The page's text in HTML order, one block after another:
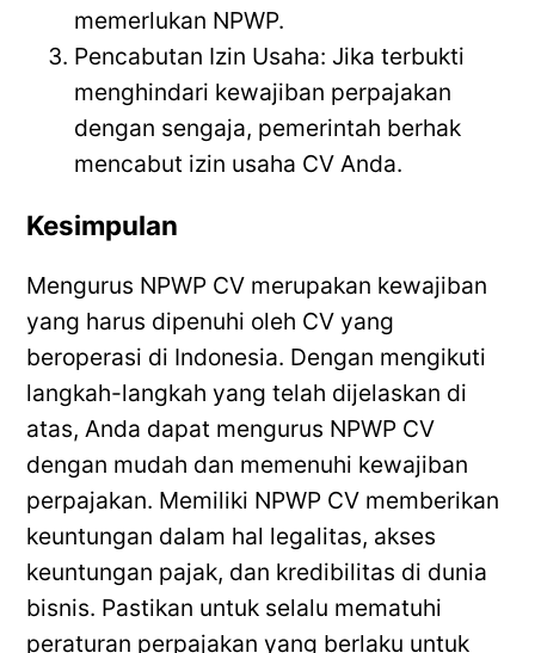
memerlukan NPWP.
Pencabutan Izin Usaha: Jika terbukti
menghindari kewajiban perpajakan
dengan sengaja, pemerintah berhak
mencabut izin usaha CV Anda.
Kesimpulan
Mengurus NPWP CV merupakan kewajiban
yang harus dipenuhi oleh CV yang
beroperasi di Indonesia. Dengan mengikuti
langkah-langkah yang telah dijelaskan di
atas, Anda dapat mengurus NPWP CV
dengan mudah dan memenuhi kewajiban
perpajakan. Memiliki NPWP CV memberikan
keuntungan dalam hal legalitas, akses
keuntungan pajak, dan kredibilitas di dunia
bisnis. Pastikan untuk selalu mematuhi
peraturan perpajakan yang berlaku untuk